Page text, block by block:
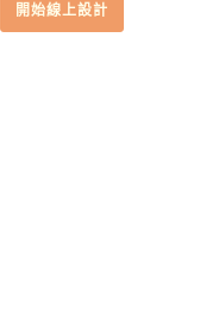
開始線上設計